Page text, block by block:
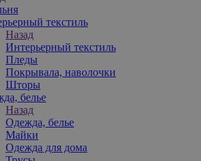
текстиль
Назад
Интерьерный текстиль
Пледы
Покрывала, наволочки
Шторы
белье
Назад
Одежда, белье
Майки
Одежда для дома